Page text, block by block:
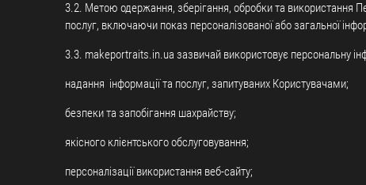
3.2. Метою одержання, зберігання, обробки та використання
послуг, включаючи показ персоналізованої або загальної
3.3. makeportraits.in.ua зазвичай використовує персональну
надання інформації та послуг, запитуваних Користувачами;
безпеки та запобігання шахрайству;
якісного клієнтського обслуговування;
персоналізації використання веб-сайту;